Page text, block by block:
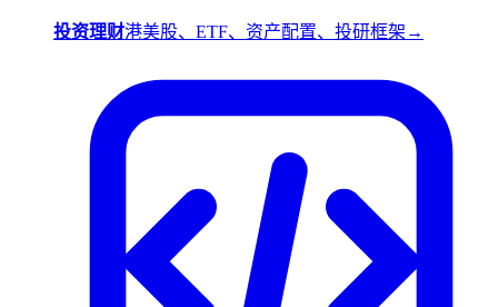
投资理财港美股、ETF、资产配置、投研框架 →